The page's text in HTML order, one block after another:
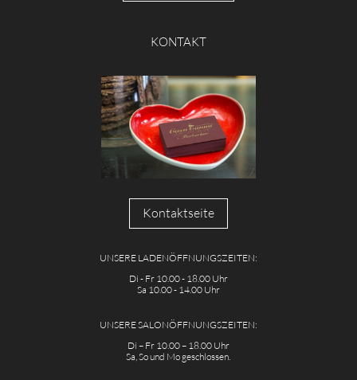
KONTAKT
Kontaktseite
UNSERE LADENÖFFNUNGSZEITEN:
Di - Fr 10.00 - 18.00 Uhr
Sa 10.00 - 14.00 Uhr
UNSERE SALONÖFFNUNGSZEITEN:
Di – Fr 10.00 – 18.00 Uhr
Sa, So und Mo geschlossen.